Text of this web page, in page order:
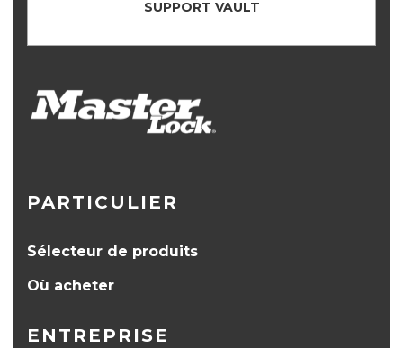
SUPPORT VAULT
PARTICULIER
Sélecteur de produits
Où acheter
ENTREPRISE